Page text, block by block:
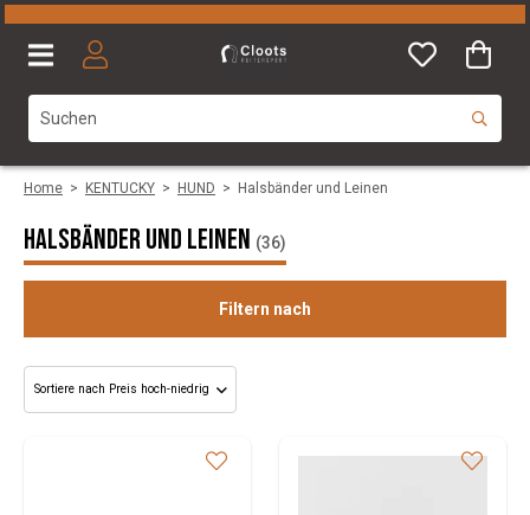
Home > KENTUCKY > HUND > Halsbänder und Leinen
Halsbänder und Leinen (36)
Filtern nach
Size